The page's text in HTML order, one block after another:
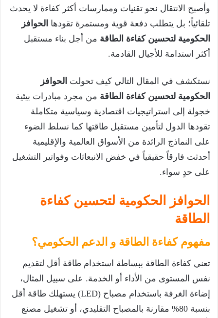
وأصبح الانتقال نحو تقنيات وممارسات أكثر كفاءة لا يحدث
تلقائياً؛ بل يتطلب دفعة قوية ومستمرة تقودها الحوافز
الحكومية لتحسين كفاءة الطاقة من أجل بناء مستقبل
أكثر استدامة للأجيال القادمة.
نستكشف في المقال التالي كيف تحولت الحوافز
الحكومية لتحسين كفاءة الطاقة من مجرد مبادرات بيئية
خجولة إلى استراتيجيات اقتصادية وسياسية متكاملة
تقودها الدول لتأمين مستقبل طاقتها كما نسلط الضوء
على النماذج الرائدة من الأسواق العالمية والإقليمية
أحدثت فارقاً حقيقياً في خفض الانبعاثات وفواتير التشغيل
على حدٍ سواء.
الحوافز الحكومية لتحسين كفاءة
الطاقة
مفهوم كفاءة الطاقة و الدعم الحكومي؟
تعني كفاءة الطاقة ببساطة استخدام طاقة أقل لتقديم
نفس المستوى من الأداء أو الخدمة. على سبيل المثال،
إضاءة الغرفة باستخدام مصباح (LED) يستهلك طاقة أقل
بنسبة 80% مقارنة بالمصباح التقليدي، أو تشغيل مصنع